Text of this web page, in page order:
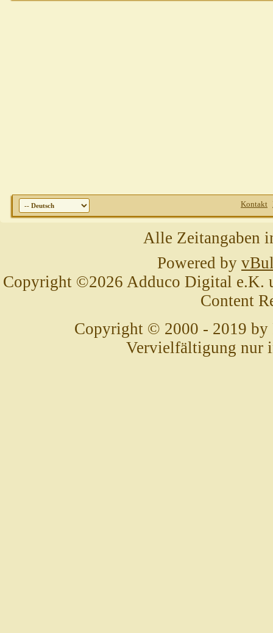
Kontakt
Alle Zeitangaben
Powered by
Copyright ©2026 Adduco Digital e.K.
Content
Copyright © 2000 - 2019 by
Vervielfältigung nur